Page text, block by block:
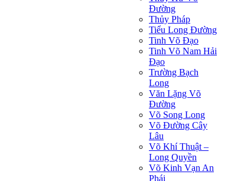
Đường
Thủy Pháp
Tiểu Long Đường
Tinh Võ Đạo
Tinh Võ Nam Hải
Đạo
Trường Bạch
Long
Văn Lặng Võ
Đường
Võ Song Long
Võ Đường Cây
Lâu
Võ Khí Thuật –
Long Quyền
Võ Kinh Vạn An
Phái